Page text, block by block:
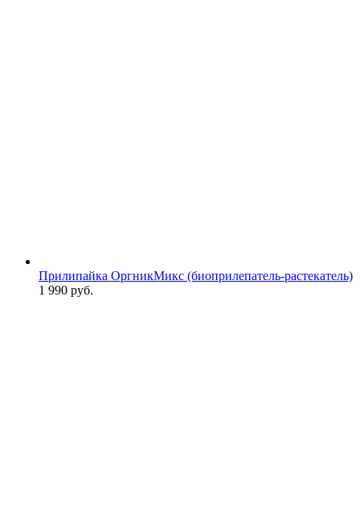
Прилипайка ОргникМикс (биоприлепатель-растекатель)
1 990 руб.